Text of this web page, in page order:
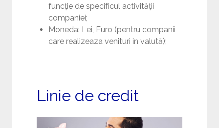
funcție de specificul activității
companiei;
Moneda: Lei, Euro (pentru companii
care realizeaza venituri in valută);
Linie de credit